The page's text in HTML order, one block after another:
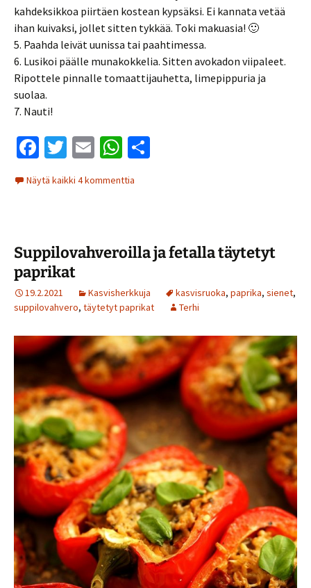
kahdeksikkoa piirtäen kostean kypsäksi. Ei kannata vetää
ihan kuivaksi, jollet sitten tykkää. Toki makuasia! 🙂
5. Paahda leivät uunissa tai paahtimessa.
6. Lusikoi päälle munakokkelia. Sitten avokadon viipaleet.
Ripottele pinnalle tomaattijauhetta, limepippuria ja
suolaa.
7. Nauti!
Fa
ce
b
k
T
wi
tt
E
ai
W
h
at
p
Näytä kaikki 4 kommenttia
Suppilovahveroilla ja fetalla täytetyt
paprikat
19.2.2021 Kasvisherkkuja kasvisruoka, paprika, sienet,
suppilovahvero, täytetyt paprikat Terhi